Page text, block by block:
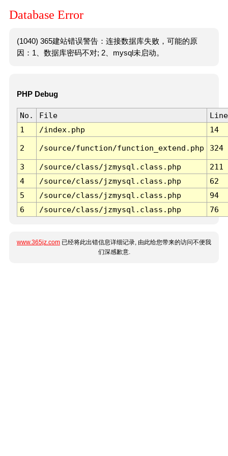
Database Error
(1040) 365建站错误警告：连接数据库失败，可能的原
因：1、数据库密码不对; 2、mysql未启动。
PHP Debug
No. File
Line
1
/index.php 14
2 /source/function/function_extend.php 324
3 /source/class/jzmysql.class.php
211
4
/source/class/jzmysql.class.php
62
5
/source/class/jzmysql.class.php
94
6
/source/class/jzmysql.class.php 76
www.365jz.com 已经将此出错信息详细记录, 由此给您带来的访问不便我
们深感歉意.